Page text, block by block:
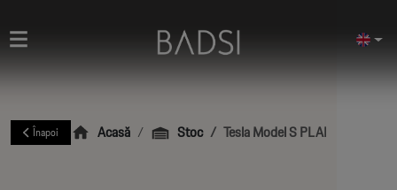
Înapoi Acasă Stoc Tesla Model S PLAID 2025